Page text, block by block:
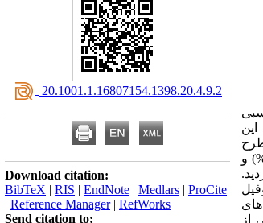
و 50%) و
استهبان در سال 1396- 1397 اجرا گردید.
از
‎ 20.1001.1.16807154.1398.20.4.9.2
Download citation:
BibTeX | RIS | EndNote | Medlars | ProCite
| Reference Manager| RefWorks
Send citation to: